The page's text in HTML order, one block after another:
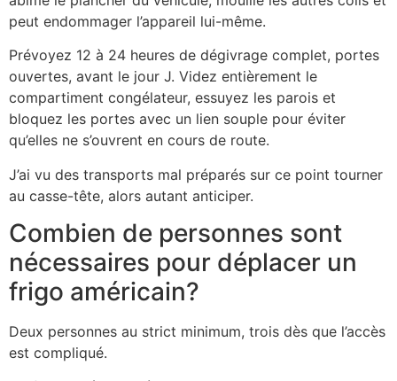
peut endommager l’appareil lui-même.
Prévoyez 12 à 24 heures de dégivrage complet, portes
ouvertes, avant le jour J. Videz entièrement le
compartiment congélateur, essuyez les parois et
bloquez les portes avec un lien souple pour éviter
qu’elles ne s’ouvrent en cours de route.
J’ai vu des transports mal préparés sur ce point tourner
au casse-tête, alors autant anticiper.
Combien de personnes sont
nécessaires pour déplacer un
frigo américain?
Deux personnes au strict minimum, trois dès que l’accès
est compliqué.